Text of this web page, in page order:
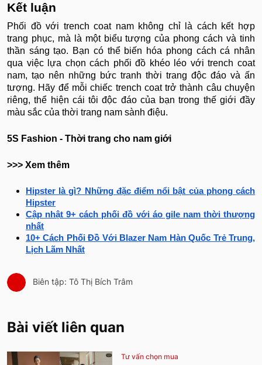
Kết luận
Phối đồ với trench coat nam không chỉ là cách kết hợp
trang phục, mà là một biểu tượng của phong cách và tinh
thần sáng tạo. Bạn có thể biến hóa phong cách cá nhân
qua việc lựa chọn cách phối đồ khéo léo với trench coat
nam, tạo nên những bức tranh thời trang độc đáo và ấn
tượng. Hãy để mỗi chiếc trench coat trở thành câu chuyện
riêng, thể hiện cái tôi độc đáo của bạn trong thế giới đầy
màu sắc của thời trang nam sành điệu.
5S Fashion - Thời trang cho nam giới
>>> Xem thêm
Hipster là gì? Những đặc điểm nổi bật của phong cách
Hipster
Cập nhật 9+ cách phối đồ với áo gile nam thời thượng
nhất
10+ Cách Phối Đồ Với Blazer Nam Hàn Quốc Trẻ Trung,
Lịch Lãm Nhất
Biên tập: Tô Thị Bích Trâm
Bài viết liên quan
Tư vấn chọn mua